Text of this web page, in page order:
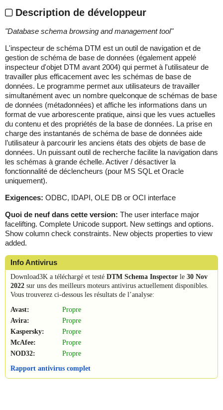
Description de développeur
"Database schema browsing and management tool"
L'inspecteur de schéma DTM est un outil de navigation et de
gestion de schéma de base de données (également appelé
inspecteur d'objet DTM avant 2004) qui permet à l'utilisateur de
travailler plus efficacement avec les schémas de base de
données. Le programme permet aux utilisateurs de travailler
simultanément avec un nombre quelconque de schémas de base
de données (métadonnées) et affiche les informations dans un
format de vue arborescente pratique, ainsi que les vues actuelles
du contenu et des propriétés de la base de données. La prise en
charge des instantanés de schéma de base de données aide
l’utilisateur à parcourir les anciens états des objets de base de
données. Un puissant outil de recherche facilite la navigation dans
les schémas à grande échelle. Activer / désactiver la
fonctionnalité de déclencheurs (pour MS SQL et Oracle
uniquement).
Exigences: ODBC, IDAPI, OLE DB or OCI interface
Quoi de neuf dans cette version: The user interface major
facelifting. Complete Unicode support. New settings and options.
Show column check constraints. New objects properties to view
added.
Info Antivirus
Download3K a téléchargé et testé DTM Schema Inspector le 30 Nov
2022 sur uns des meilleurs moteurs antivirus actuellement disponibles.
Vous trouverez ci-dessous les résultats de l’analyse:
Avast:
Propre
Avira:
Propre
Kaspersky:
Propre
McAfee:
Propre
NOD32:
Propre
Rapport antivirus complet